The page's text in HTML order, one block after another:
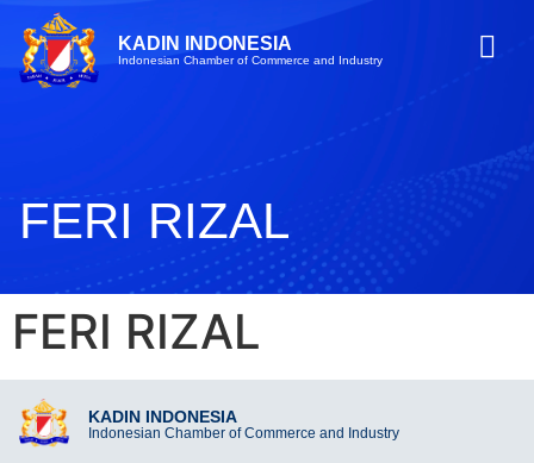
KADIN INDONESIA
Indonesian Chamber of Commerce and Industry
FERI RIZAL
FERI RIZAL
KADIN INDONESIA
Indonesian Chamber of Commerce and Industry